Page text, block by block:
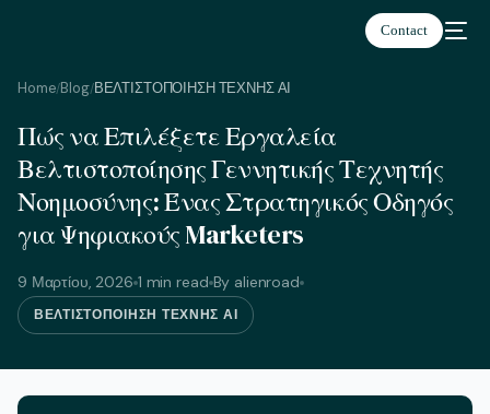
Contact
Home/Blog/ΒΕΛΤΙΣΤΟΠΟΙΗΣΗ ΤΕΧΝΗΣ ΑΙ
Πώς να Επιλέξετε Εργαλεία
Βελτιστοποίησης Γεννητικής Τεχνητής
Νοημοσύνης: Ένας Στρατηγικός Οδηγός
για Ψηφιακούς Marketers
9 Μαρτίου, 2026 1 min read By alienroad
ΒΕΛΤΙΣΤΟΠΟΙΗΣΗ ΤΕΧΝΗΣ ΑΙ
Ελληνικά